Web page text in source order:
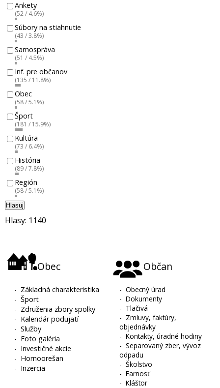
Ankety
(52 / 4.6%)
Súbory na stiahnutie
(43 / 3.8%)
Samospráva
(51 / 4.5%)
Inf. pre občanov
(135 / 11.8%)
Obec
(58 / 5.1%)
Šport
(181 / 15.9%)
Kultúra
(73 / 6.4%)
História
(89 / 7.8%)
Región
(58 / 5.1%)
Hlasuj
Hlasy: 1140
Obec
- Základná charakteristika
-Šport
- Združenia zbory spolky
- Kalendár podujatí
-Služby
- Foto galéria
- Investičné akcie
- Hornoorešan
- Inzercia
Občan
-Obecný úrad
-Dokumenty
- Tlačivá
- Zmluvy, faktúry,
objednávky
-Kontakty, úradné hodiny
-Separovaný zber, vývoz
odpadu
-Školstvo
-Farnosť
-Kláštor